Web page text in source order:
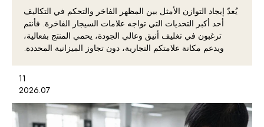
يُعدّ إيجاد التوازن الأمثل بين المظهر الفاخر والتحكم في التكاليف
أحد أكبر التحديات التي تواجه علامات السيجار الفاخرة. فأنتم
ترغبون في تغليف أنيق وعالي الجودة، يحمي المنتج بفعالية،
ويدعم مكانة علامتكم التجارية، دون تجاوز الميزانية المحددة.
11
2026.07